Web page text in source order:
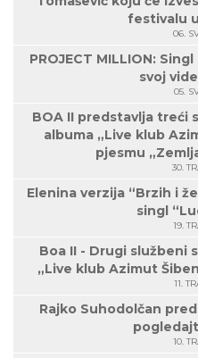
festivalu
06.
PROJECT MILLION:
svoj
05.
BOA II predstavlja treći
albuma „Live klub
pjesmu
30.
Elenina verzija “Brzih i
singl
19.
Boa II - Drugi službeni
„Live klub Azimut
11.
Rajko Suhodolčan
10.